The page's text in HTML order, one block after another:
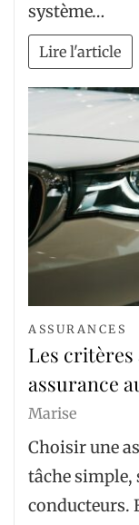
système…
Lire l'article
ASSURANCES
Les
assurance
Marise
Choisir une
tâche simple,
conducteurs.